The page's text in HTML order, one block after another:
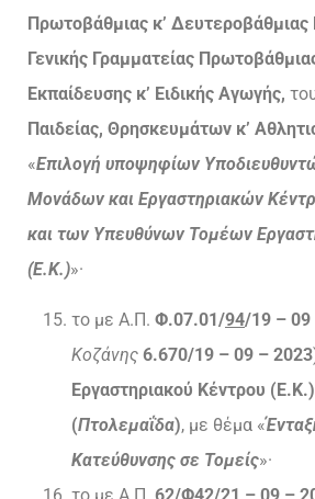
Πρωτοβάθμιας κ’ Δευτεροβάθμιας
Γενικής Γραμματείας
Εκπαίδευσης κ’ Ειδικής Αγωγής,
Παιδείας, Θρησκευμάτων κ’
«Επιλογή υποψηφίων
Μονάδων και Εργαστηριακών
και των Υπευθύνων Τομέων
(Ε.Κ.)»·
το με Α.Π. Φ.07.01/94/19 – 09
Κοζάνης 6.670/19 – 09 – 2023
Εργαστηριακού Κέντρου
(Πτολεμαΐδα), με θέμα «
Κατεύθυνσης σε Τομείς»·